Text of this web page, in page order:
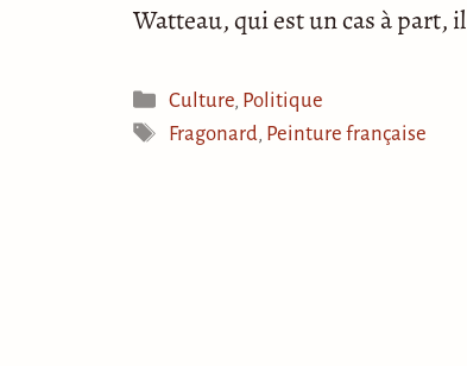
Watteau, qui est un cas à part,
Catégories
Culture, Politique
Étiquettes
Fragonard, Peinture française